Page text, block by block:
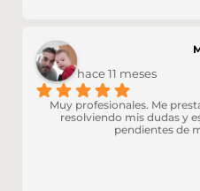
hace 11 meses
Muy profesionales. Me
resolviendo mis dudas y
pendientes de